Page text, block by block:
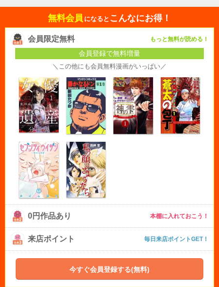
無料会員 になると こんなにお得！
会員限定無料 もっと無料が読める！
会員登録で無料増量
＼この他にも会員無料漫画がいっぱい／
0円作品あり 本棚に入れておこう！
来店ポイント 毎日来店ポイントGET！
今すぐ会員登録する(無料)